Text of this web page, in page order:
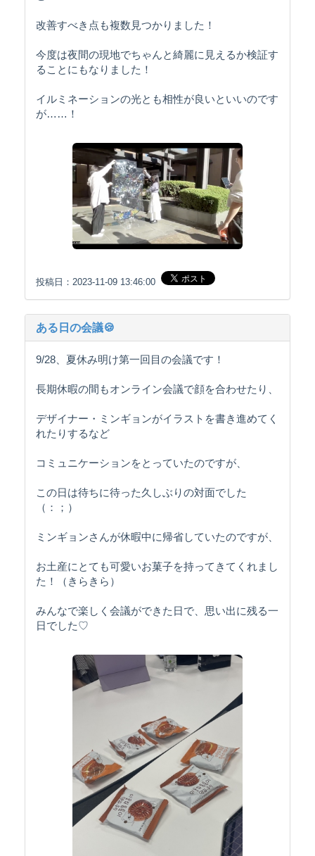
改善すべき点も複数見つかりました！
今度は夜間の現地でちゃんと綺麗に見えるか検証す
ることにもなりました！
イルミネーションの光とも相性が良いといいのです
が……！
投稿日：2023-11-09 13:46:00
ある日の会議🍪
9/28、夏休み明け第一回目の会議です！
長期休暇の間もオンライン会議で顔を合わせたり、
デザイナー・ミンギョンがイラストを書き進めてく
れたりするなど
コミュニケーションをとっていたのですが、
この日は待ちに待った久しぶりの対面でした
（：；）
ミンギョンさんが休暇中に帰省していたのですが、
お土産にとても可愛いお菓子を持ってきてくれまし
た！（きらきら）
みんなで楽しく会議ができた日で、思い出に残る一
日でした♡